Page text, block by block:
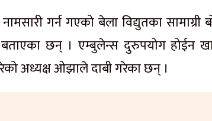
गर्न गएको बेला विद्युतका
बताएका छन् । एम्बुलेन्स दुरुपयोग होईन
अध्यक्ष ओझाले दाबी गरेका छन् ।